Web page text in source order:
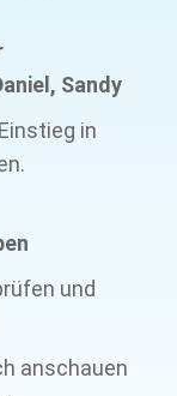
Sandy
in
und
anschauen